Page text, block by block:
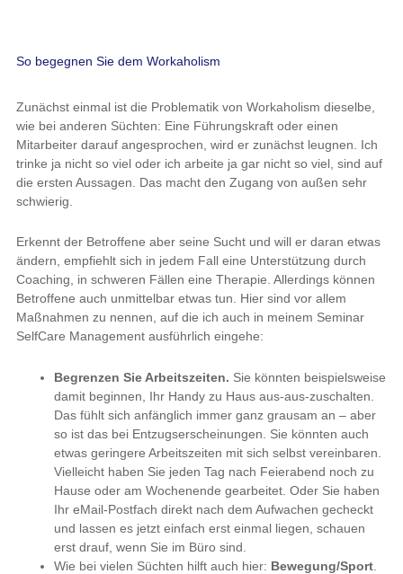
So begegnen Sie dem Workaholism
Zunächst einmal ist die Problematik von Workaholism dieselbe,
wie bei anderen Süchten: Eine Führungskraft oder einen
Mitarbeiter darauf angesprochen, wird er zunächst leugnen. Ich
trinke ja nicht so viel oder ich arbeite ja gar nicht so viel, sind auf
die ersten Aussagen. Das macht den Zugang von außen sehr
schwierig.
Erkennt der Betroffene aber seine Sucht und will er daran etwas
ändern, empfiehlt sich in jedem Fall eine Unterstützung durch
Coaching, in schweren Fällen eine Therapie. Allerdings können
Betroffene auch unmittelbar etwas tun. Hier sind vor allem
Maßnahmen zu nennen, auf die ich auch in meinem Seminar
SelfCare Management ausführlich eingehe:
Begrenzen Sie Arbeitszeiten. Sie könnten beispielsweise
damit beginnen, Ihr Handy zu Haus aus-aus-zuschalten.
Das fühlt sich anfänglich immer ganz grausam an – aber
so ist das bei Entzugserscheinungen. Sie könnten auch
etwas geringere Arbeitszeiten mit sich selbst vereinbaren.
Vielleicht haben Sie jeden Tag nach Feierabend noch zu
Hause oder am Wochenende gearbeitet. Oder Sie haben
Ihr eMail-Postfach direkt nach dem Aufwachen gecheckt
und lassen es jetzt einfach erst einmal liegen, schauen
erst drauf, wenn Sie im Büro sind.
Wie bei vielen Süchten hilft auch hier: Bewegung/Sport.